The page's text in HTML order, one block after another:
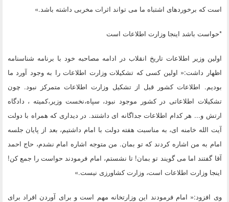
است که برخوردهای اشتباه ما می تواند اثرات مخربی داشته باشد.»
*حواست باشد اینجا وزارت اطلاعات است
اولین وزیر اطلاعات تاریخ انقلاب در ادامه مصاحبه خود با برنامه شناسنامه
اظهار داشت:« اولین کسی که تشکیلات وزارت اطلاعات را به وجود آورد ما
بودیم. اطلاعات کشور قبل از تشکیل وزارت اطلاعات متمرکز نبود. چون
تشکیلات اطلاعاتی در کشور موجود نبود، سپاه،نخست وزیر،کمیته ، دادگاه
ارتش و... هر کدام اطلاعات جداگانه ای داشتند. در دیداری که همراه با دولت
آیت الله خامنه ای، به مناسبت هفته دولت با امام داشتیم، بعد از پایان جلسه
امام به من اشاره کردند که تو بمان. من متوجه اشاره امام نشدم، حاج احمد
آقا گفتند اما می گویند تو بمان! تا نشستم، امام فرمودند حواست را جمع کن!
اینجا وزارت اطلاعات است، وزارت کشاورزی نیست.»
وی افزود:« امام فرمودند این وزارتخانه مهم است و برای آوردن افراد برای